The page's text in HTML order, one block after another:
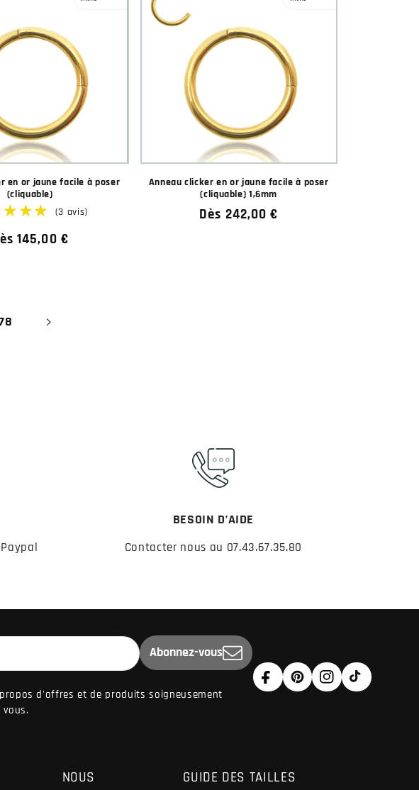
en or jaune facile à poser
(cliquable)
★★★★★
★★★★★ (3 avis)
145,00 €
Anneau clicker en or jaune facile à poser
(cliquable) 1,6mm
Prix
Dès 242,00 €
BESOIN D’AIDE
Contacter nous au 07.43.67.35.80
Abonnez-vous
d'offres et de produits soigneusement
FacebookPinterestInstagram
TikTok
NOUS GUIDE DES TAILLES